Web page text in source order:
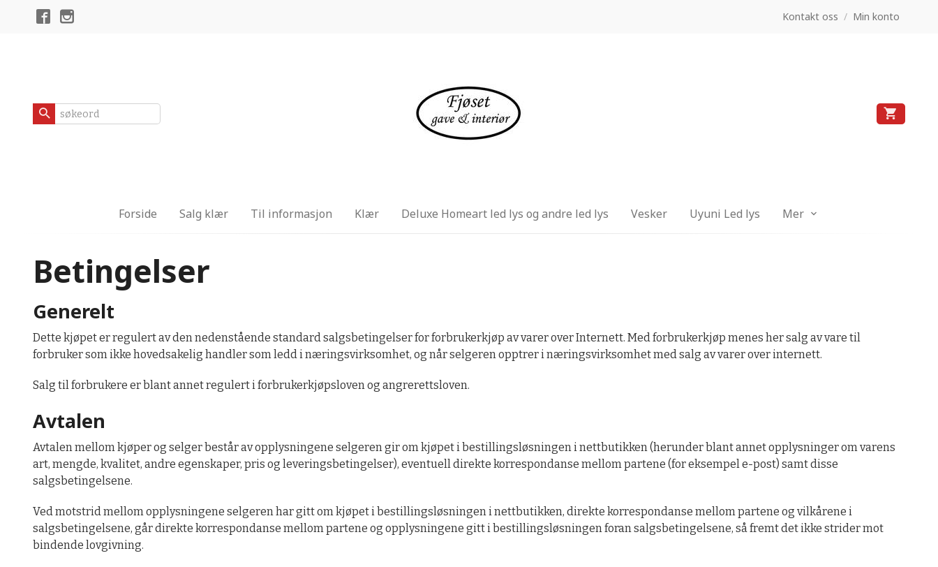
Kontakt oss / Min konto
Forside Salg klær Til informasjon Klær Deluxe Homeart led lys og andre led lys Vesker Uyuni Led lys Mer
Betingelser
Generelt
Dette kjøpet er regulert av den nedenstående standard salgsbetingelser for forbrukerkjøp av varer over Internett. Med forbrukerkjøp menes her salg av vare til
forbruker som ikke hovedsakelig handler som ledd i næringsvirksomhet, og når selgeren opptrer i næringsvirksomhet med salg av varer over internett.
Salg til forbrukere er blant annet regulert i forbrukerkjøpsloven og angrerettsloven.
Avtalen
Avtalen mellom kjøper og selger består av opplysningene selgeren gir om kjøpet i bestillingsløsningen i nettbutikken (herunder blant annet opplysninger om varens
art, mengde, kvalitet, andre egenskaper, pris og leveringsbetingelser), eventuell direkte korrespondanse mellom partene (for eksempel e-post) samt disse
salgsbetingelsene.
Ved motstrid mellom opplysningene selgeren har gitt om kjøpet i bestillingsløsningen i nettbutikken, direkte korrespondanse mellom partene og vilkårene i
salgsbetingelsene, går direkte korrespondanse mellom partene og opplysningene gitt i bestillingsløsningen foran salgsbetingelsene, så fremt det ikke strider mot
bindende lovgivning.